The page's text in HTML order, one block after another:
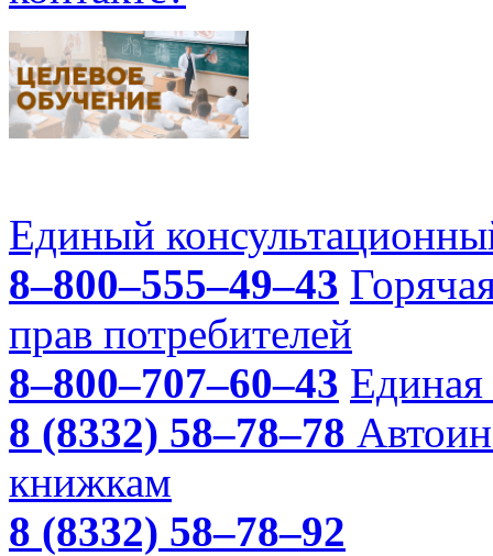
Единый
8–800–555–49–43
прав потребителей
8–800–707–60–43 Единая
8 (8332) 58–78–78
книжкам
8 (8332) 58–78–92